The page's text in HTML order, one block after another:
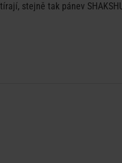
stejně tak pánev